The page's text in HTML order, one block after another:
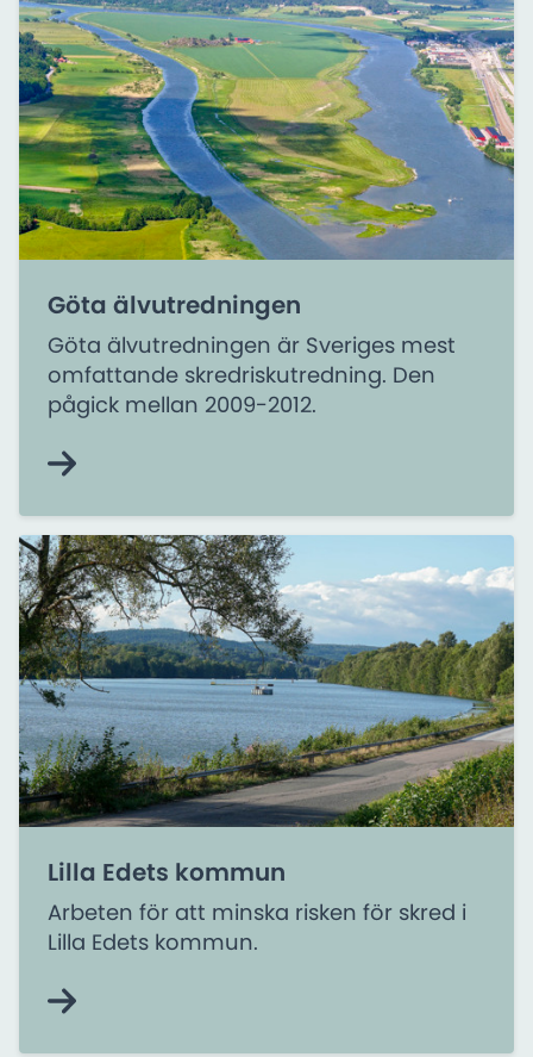
Göta älvutredningen
Göta älvutredningen är Sveriges mest
omfattande skredriskutredning. Den
pågick mellan 2009-2012.
Lilla Edets kommun
Arbeten för att minska risken för skred i
Lilla Edets kommun.